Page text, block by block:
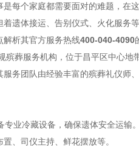
每个家庭都需要面对的难题，
着遗体接运、告别仪式、火化服务
解析其官方服务热线400-040-4090
殡葬服务机构，位于昌平区中心
务团队由经验丰富的殡葬礼仪师
业冷藏设备，确保遗体安全运输。
、司仪主持、鲜花摆放等。